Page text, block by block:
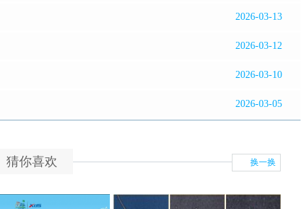
2026-03-13
2026-03-12
2026-03-10
2026-03-05
猜你喜欢 换一换